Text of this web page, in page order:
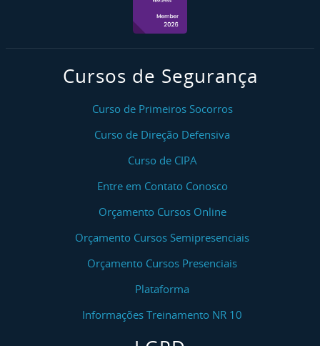
Cursos de Segurança
Curso de Primeiros Socorros
Curso de Direção Defensiva
Curso de CIPA
Entre em Contato Conosco
Orçamento Cursos Online
Orçamento Cursos Semipresenciais
Orçamento Cursos Presenciais
Plataforma
Informações Treinamento NR 10